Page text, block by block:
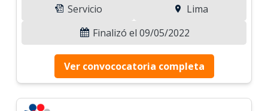
Servicio
Lima
Finalizó el 09/05/2022
Ver convococatoria completa